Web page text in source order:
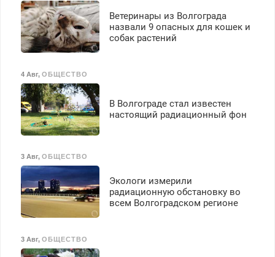
Ветеринары из Волгограда
назвали 9 опасных для кошек и
собак растений
4 Авг, ОБЩЕСТВО
В Волгограде стал известен
настоящий радиационный фон
3 Авг, ОБЩЕСТВО
Экологи измерили
радиационную обстановку во
всем Волгоградском регионе
3 Авг, ОБЩЕСТВО